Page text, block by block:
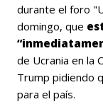
durante el foro
domingo, que
de Ucrania en la
Trump pidiendo
para el país.